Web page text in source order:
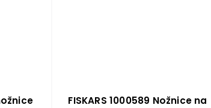
FISKARS 1000589 Nožnice na